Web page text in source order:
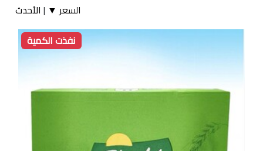
السعر ▼ | الأحدث
نفذت الكمية